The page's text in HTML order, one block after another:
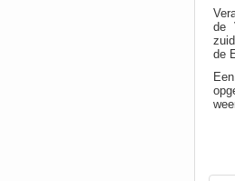
de
de